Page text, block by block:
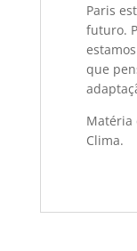
Paris
futuro.
que
Matéria
Clima.